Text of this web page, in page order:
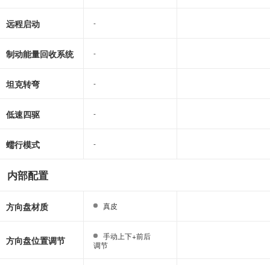
远程启动 -
制动能量回收系统 -
坦克转弯 -
低速四驱 -
蠕行模式 -
内部配置
方向盘材质 真皮
方向盘位置调节
手动上下+前后
调节
-
-
-
-
-
真皮
手动上下+前后
调节